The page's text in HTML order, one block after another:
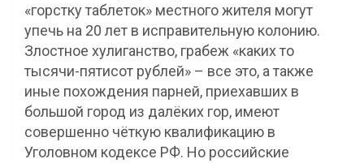
«горстку таблеток» местного жителя могут
упечь на 20 лет в исправительную колонию.
Злостное хулиганство, грабеж «каких то
тысячи-пятисот рублей» – все это, а также
иные похождения парней, приехавших в
большой город из далёких гор, имеют
совершенно чёткую квалификацию в
Уголовном кодексе РФ. Но российские